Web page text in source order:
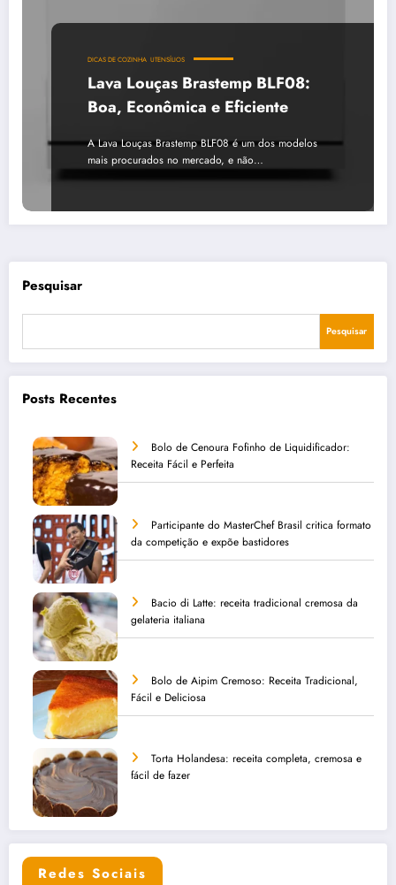
DICAS DE COZINHA UTENSÍLIOS
Lava Louças Brastemp BLF08:
Boa, Econômica e Eficiente
A Lava Louças Brastemp BLF08 é um dos modelos
mais procurados no mercado, e não…
Pesquisar
Pesquisar
Posts Recentes
Bolo de Cenoura Fofinho de Liquidificador:
Receita Fácil e Perfeita
Participante do MasterChef Brasil critica formato
da competição e expõe bastidores
Bacio di Latte: receita tradicional cremosa da
gelateria italiana
Bolo de Aipim Cremoso: Receita Tradicional,
Fácil e Deliciosa
Torta Holandesa: receita completa, cremosa e
fácil de fazer
Redes Sociais